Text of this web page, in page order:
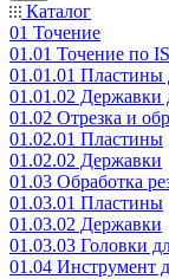
Каталог
01 Точение
01.01 Точение по
01.01.01 Пластины
01.01.02 Державки
01.02 Отрезка и
01.02.01 Пластины
01.02.02 Державки
01.03 Обработка
01.03.01 Пластины
01.03.02 Державки
01.03.03 Головки
01.04 Инструмент